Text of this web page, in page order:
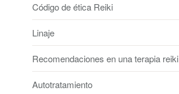
Código de ética Reiki
Linaje
Recomendaciones en una terapia reiki
Autotratamiento